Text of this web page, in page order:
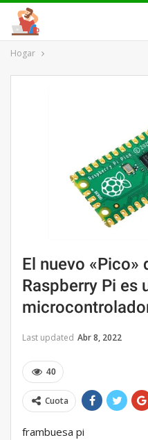
Hogar
El nuevo «Pico»
Raspberry Pi es
Last updated Abr 8, 2022
40
Cuota
frambuesa pi